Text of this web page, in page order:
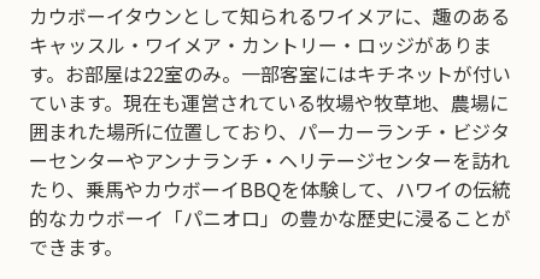
カウボーイタウンとして知られるワイメアに、趣のある
キャッスル・ワイメア・カントリー・ロッジがありま
す。お部屋は22室のみ。一部客室にはキチネットが付い
ています。現在も運営されている牧場や牧草地、農場に
囲まれた場所に位置しており、パーカーランチ・ビジタ
ーセンターやアンナランチ・ヘリテージセンターを訪れ
たり、乗馬やカウボーイBBQを体験して、ハワイの伝統
的なカウボーイ「パニオロ」の豊かな歴史に浸ることが
できます。